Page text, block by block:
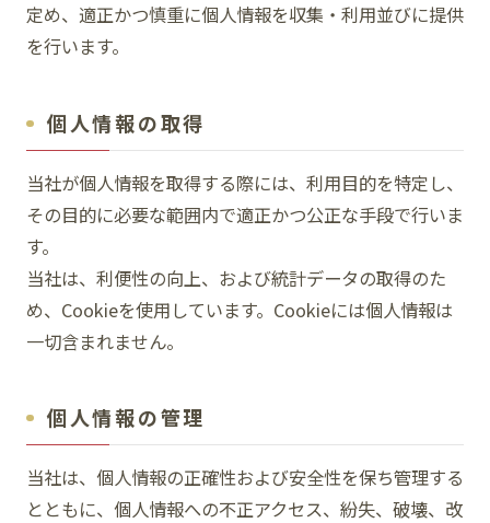
百番街くらぶ
SNS
定め、適正かつ慎重に個人情報を収集・利用並びに提供
を行います。
個人情報の取得
当社が個人情報を取得する際には、利用目的を特定し、
その目的に必要な範囲内で適正かつ公正な手段で行いま
す。
当社は、利便性の向上、および統計データの取得のた
め、Cookieを使用しています。Cookieには個人情報は
一切含まれません。
個人情報の管理
当社は、個人情報の正確性および安全性を保ち管理する
とともに、個人情報への不正アクセス、紛失、破壊、改